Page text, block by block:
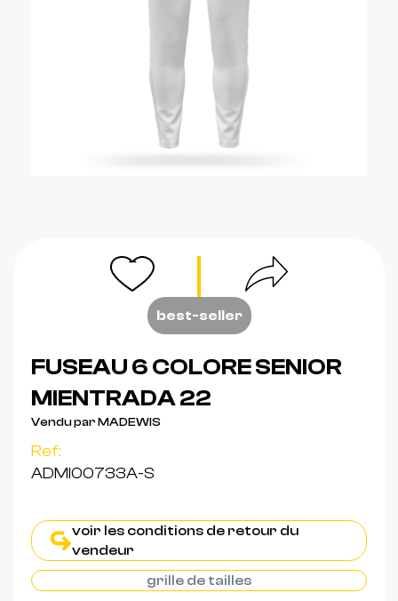
best-seller
FUSEAU 6 COLORE SENIOR
MIENTRADA 22
Vendu par MADEWIS
Ref:
ADMI00733A-S
voir les conditions de retour du
vendeur
grille de tailles